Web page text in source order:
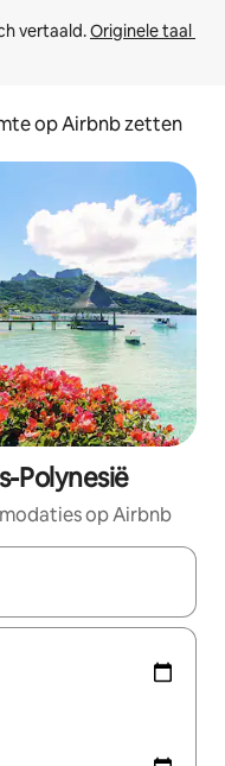
vertaald. Originele taal
op Airbnb zetten
Polynesië
op Airbnb
zijn, maak je een keuze